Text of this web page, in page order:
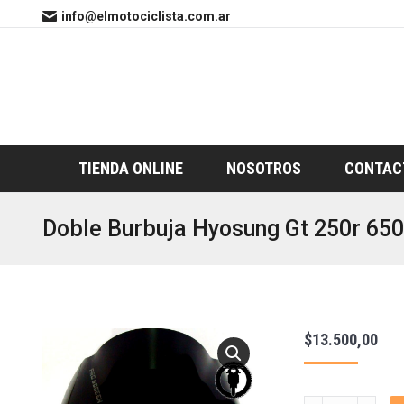
info@elmotociclista.com.ar
TIENDA ONLINE NOSOTROS
Doble Burbuja Hyosung Gt 250r
$13.500,00